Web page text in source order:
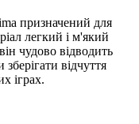
призначений для
легкий і м'який
чудово відводить
відчуття
іграх.